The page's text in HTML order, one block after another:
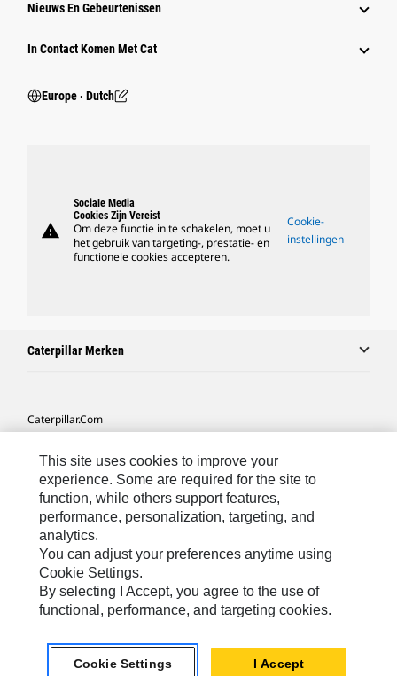
Nieuws En Gebeurtenissen
In Contact Komen Met Cat
Europe ‧ Dutch
warning
Sociale Media
Cookies Zijn Vereist
Om deze functie in te schakelen, moet u
het gebruik van targeting-, prestatie- en
functionele cookies accepteren.
Cookie-
instellingen
Caterpillar Merken
Caterpillar.com
Mijn Marketingvoorkeuren
Site Map
Cookie Settings
Legal
Privacy
Europe-Dutch© 2026 Caterpillar. Alle rechten voorbehouden.
This site uses cookies to improve your
experience. Some are required for the site to
function, while others support features,
performance, personalization, targeting, and
analytics.
You can adjust your preferences anytime using
Cookie Settings.
By selecting I Accept, you agree to the use of
functional, performance, and targeting cookies.
Cookie Settings I Accept